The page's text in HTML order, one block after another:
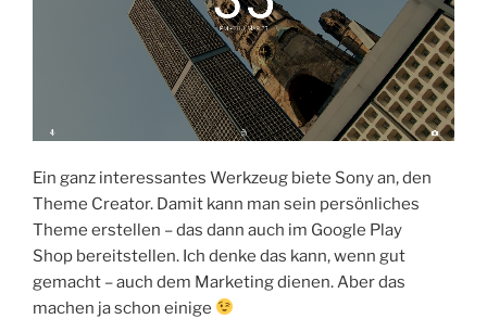
Ein ganz interessantes Werkzeug biete Sony an, den
Theme Creator. Damit kann man sein persönliches
Theme erstellen – das dann auch im Google Play
Shop bereitstellen. Ich denke das kann, wenn gut
gemacht – auch dem Marketing dienen. Aber das
machen ja schon einige